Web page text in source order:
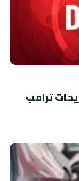
ترامب